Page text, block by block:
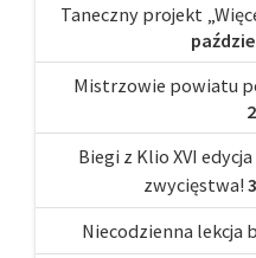
Taneczny projekt
Mistrzowie powiatu
Biegi z Klio XVI
zwycięstwa!
Niecodzienna lekcja